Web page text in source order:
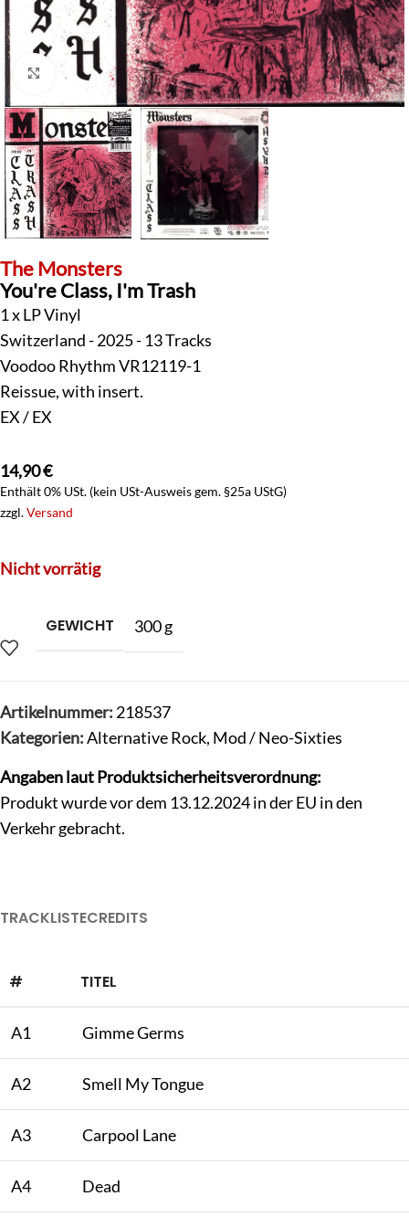
Klick zum Vergrößern
The Monsters
You're Class, I'm Trash
1 x LP Vinyl
Switzerland - 2025 - 13 Tracks
Voodoo Rhythm VR12119-1
Reissue, with insert.
EX / EX
14,90€
Enthält 0% USt. (kein USt-Ausweis gem. §25a UStG)
zzgl.Versand
Nicht vorrätig
GEWICHT 300 g
Artikelnummer: 218537
Kategorien:Alternative Rock, Mod / Neo-Sixties
Angaben laut Produktsicherheitsverordnung:
Produkt wurde vor dem 13.12.2024 in der EU in den
Verkehr gebracht.
TRACKLISTECREDITS
# TITEL
A1 Gimme Germs
A2 Smell My Tongue
A3 Carpool Lane
A4 Dead